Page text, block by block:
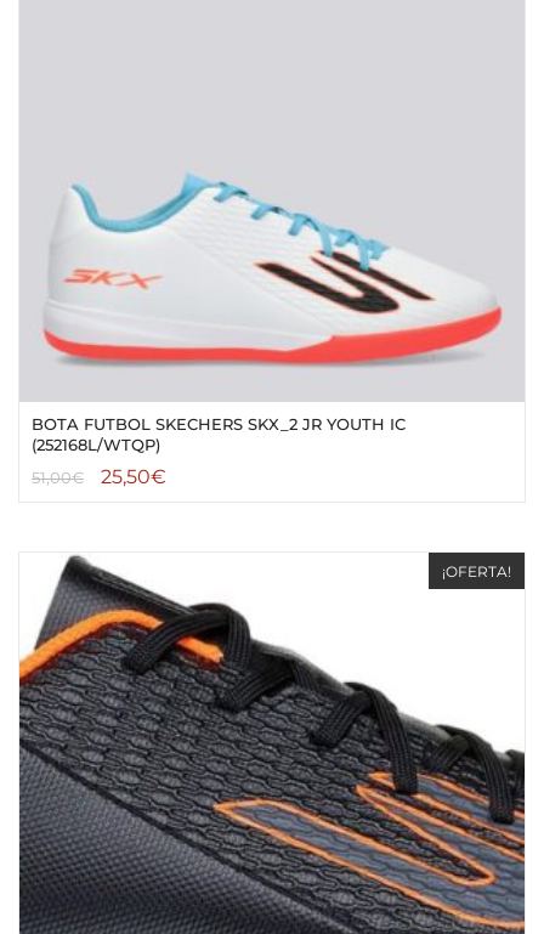
BOTA FUTBOL SKECHERS SKX_2 JR YOUTH IC
(252168L/WTQP)
51,00€ 25,50€
¡OFERTA!